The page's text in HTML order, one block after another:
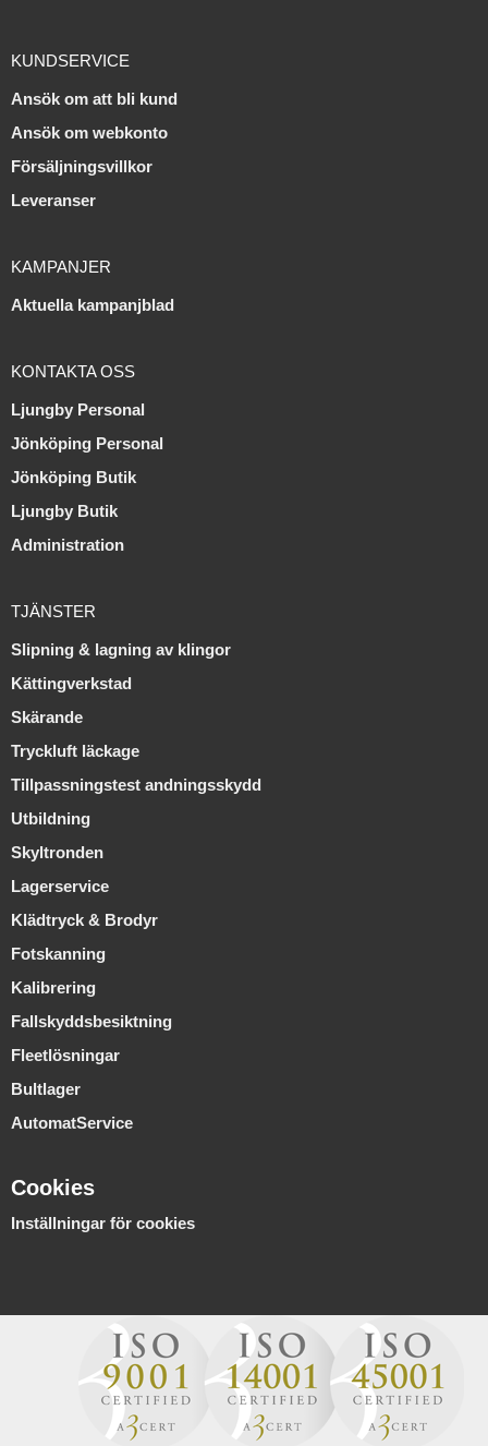
KUNDSERVICE
Ansök om att bli kund
Ansök om webkonto
Försäljningsvillkor
Leveranser
KAMPANJER
Aktuella kampanjblad
KONTAKTA OSS
Ljungby Personal
Jönköping Personal
Jönköping Butik
Ljungby Butik
Administration
TJÄNSTER
Slipning & lagning av klingor
Kättingverkstad
Skärande
Tryckluft läckage
Tillpassningstest andningsskydd
Utbildning
Skyltronden
Lagerservice
Klädtryck & Brodyr
Fotskanning
Kalibrering
Fallskyddsbesiktning
Fleetlösningar
Bultlager
AutomatService
Cookies
Inställningar för cookies